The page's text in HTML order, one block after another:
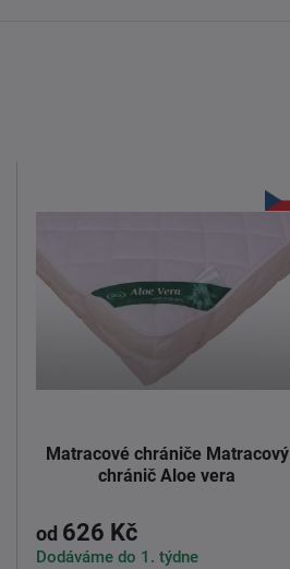
Matracové chrániče Matracový
chránič Aloe vera
od 626 Kč
Dodáváme do 1. týdne